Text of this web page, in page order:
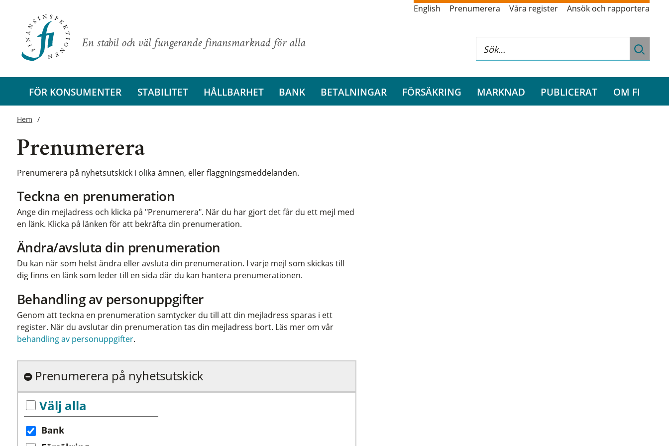
En stabil och väl fungerande finansmarknad för alla
English Prenumerera Våra register Ansök och rapportera
FÖR KONSUMENTER STABILITET HÅLLBARHET BANK BETALNINGAR FÖRSÄKRING MARKNAD PUBLICERAT OM FI
Hem
Prenumerera
Prenumerera på nyhetsutskick i olika ämnen, eller flaggningsmeddelanden.
Teckna en prenumeration
Ange din mejladress och klicka på "Prenumerera". När du har gjort det får du ett mejl med
en länk. Klicka på länken för att bekräfta din prenumeration.
Ändra/avsluta din prenumeration
Du kan när som helst ändra eller avsluta din prenumeration. I varje mejl som skickas till
dig finns en länk som leder till en sida där du kan hantera prenumerationen.
Behandling av personuppgifter
Genom att teckna en prenumeration samtycker du till att din mejladress sparas i ett
register. När du avslutar din prenumeration tas din mejladress bort. Läs mer om vår
behandling av personuppgifter.
Prenumerera på nyhetsutskick
Välj alla
Bank